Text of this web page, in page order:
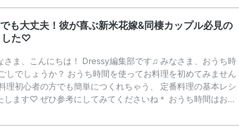
スタイルを提案する TAKAMI GROUPが運営する Couture We
[…]
も大丈夫！彼が喜ぶ新米花嫁&同棲カップル必見の
した♡
さま、こんにちは！ Dressy編集部です♫ みなさま、おうち時
しでしょうか？ おうち時間を使ってお料理を初めてみません
理初心者の方でも簡単につくれちゃう、 定番料理の基本レシ
します♡ ぜひ参考にしてみてくださいね＊ おうち時間はおで
嫁修業』を行い、 主婦として必要な家事や所作のスキルを学